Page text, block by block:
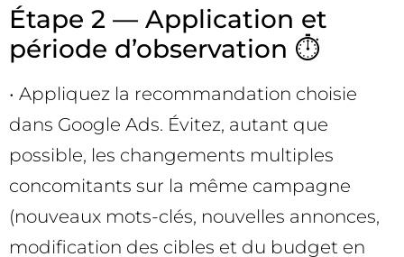
Étape 2 — Application et
période d’observation ⏱️
• Appliquez la recommandation choisie
dans Google Ads. Évitez, autant que
possible, les changements multiples
concomitants sur la même campagne
(nouveaux mots-clés, nouvelles annonces,
modification des cibles et du budget en